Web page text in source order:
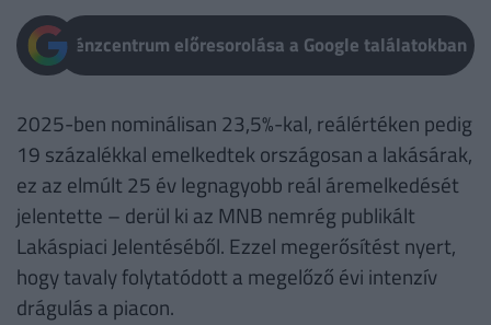
Pénzcentrum előresorolása a Google találatokban
2025-ben nominálisan 23,5%-kal, reálértéken pedig
19 százalékkal emelkedtek országosan a lakásárak,
ez az elmúlt 25 év legnagyobb reál áremelkedését
jelentette – derül ki az MNB nemrég publikált
Lakáspiaci Jelentéséből. Ezzel megerősítést nyert,
hogy tavaly folytatódott a megelőző évi intenzív
drágulás a piacon.